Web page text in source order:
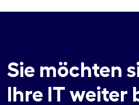
Sie möchten
Ihre IT weiter